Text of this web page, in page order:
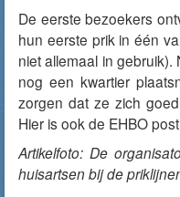
De eerste bezoekers
hun eerste prik in één
niet allemaal in
nog een kwartier
zorgen dat ze zich
Hier is ook de EHBO
Artikelfoto: De
huisartsen bij de